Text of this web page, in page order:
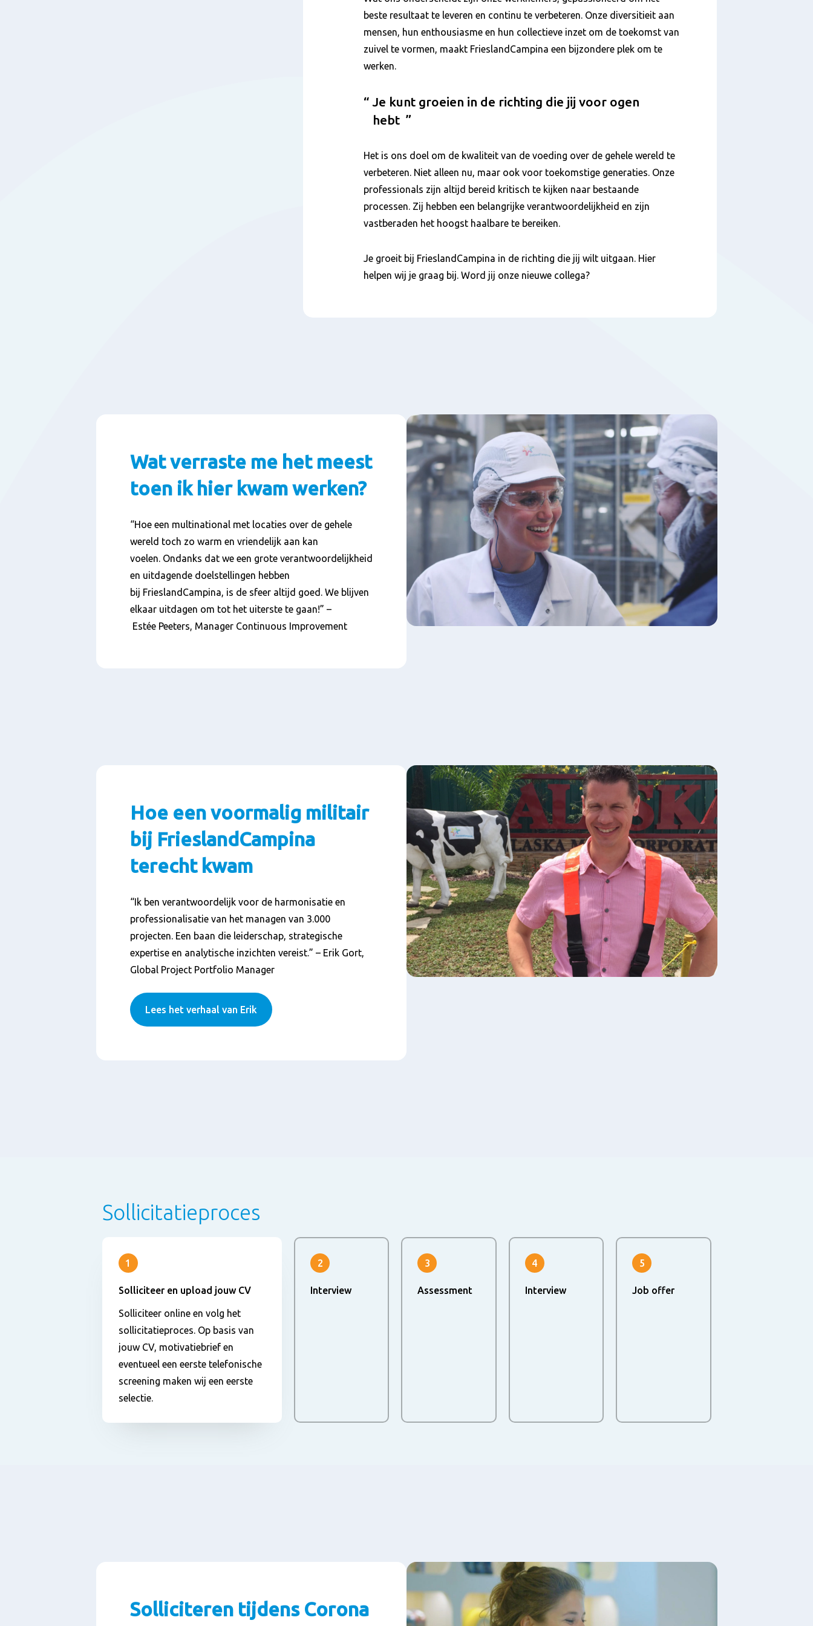
beste resultaat te leveren en continu te verbeteren. Onze diversitieit aan
mensen, hun enthousiasme en hun collectieve inzet om de toekomst van
zuivel te vormen, maakt FrieslandCampina een bijzondere plek om te
werken.
Je kunt groeien in de richting die jij voor ogen
hebt
Het is ons doel om de kwaliteit van de voeding over de gehele wereld te
verbeteren. Niet alleen nu, maar ook voor toekomstige generaties. Onze
professionals zijn altijd bereid kritisch te kijken naar bestaande
processen. Zij hebben een belangrijke verantwoordelijkheid en zijn
vastberaden het hoogst haalbare te bereiken.
Je groeit bij FrieslandCampina in de richting die jij wilt uitgaan. Hier
helpen wij je graag bij. Word jij onze nieuwe collega?
Wat verraste me het meest
toen ik hier kwam werken?
“Hoe een multinational met locaties over de gehele
wereld toch zo warm en vriendelijk aan kan
voelen. Ondanks dat we een grote verantwoordelijkheid
en uitdagende doelstellingen hebben
bij FrieslandCampina, is de sfeer altijd goed. We blijven
elkaar uitdagen om tot het uiterste te gaan!” –
Estée Peeters, Manager Continuous Improvement
Hoe een voormalig militair
bij FrieslandCampina
terecht kwam
“Ik ben verantwoordelijk voor de harmonisatie en
professionalisatie van het managen van 3.000
projecten. Een baan die leiderschap, strategische
expertise en analytische inzichten vereist.” – Erik Gort,
Global Project Portfolio Manager
Lees het verhaal van Erik
Sollicitatieproces
1
Solliciteer en upload jouw CV
Solliciteer online en volg het
sollicitatieproces. Op basis van
jouw CV, motivatiebrief en
eventueel een eerste telefonische
screening maken wij een eerste
selectie.
2
Interview
3
Assessment
4
Interview
5
Job offer
Solliciteren tijdens Corona